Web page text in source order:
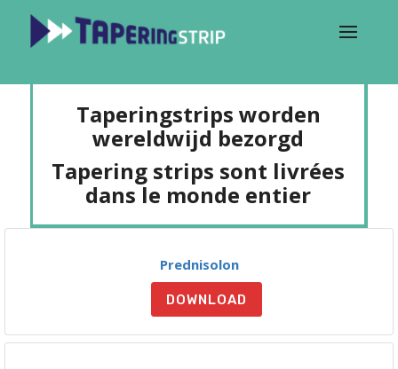
Taperingstrips worden
wereldwijd bezorgd
Tapering strips sont livrées
dans le monde entier
Prednisolon
DOWNLOAD